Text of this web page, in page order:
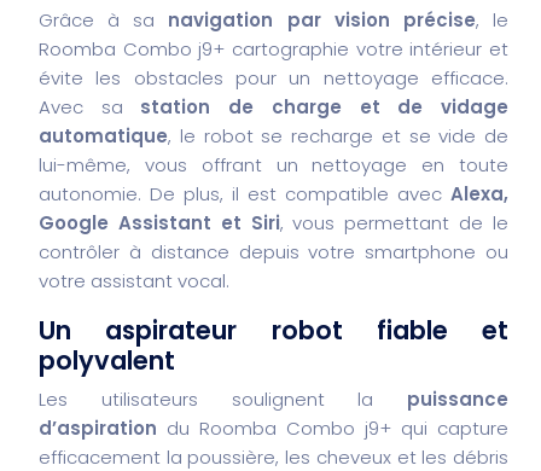
Grâce à sa navigation par vision précise, le
Roomba Combo j9+ cartographie votre intérieur et
évite les obstacles pour un nettoyage efficace.
Avec sa station de charge et de vidage
automatique, le robot se recharge et se vide de
lui-même, vous offrant un nettoyage en toute
autonomie. De plus, il est compatible avec Alexa,
Google Assistant et Siri, vous permettant de le
contrôler à distance depuis votre smartphone ou
votre assistant vocal.
Un aspirateur robot fiable et
polyvalent
Les utilisateurs soulignent la puissance
d’aspiration du Roomba Combo j9+ qui capture
efficacement la poussière, les cheveux et les débris